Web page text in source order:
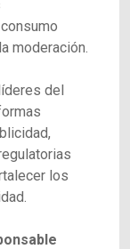
moderación.
del
los